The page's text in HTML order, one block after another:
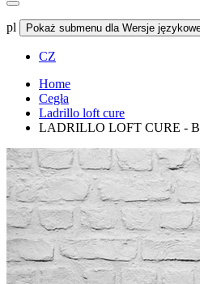
pl Pokaż submenu dla Wersje
CZ
Home
Cegła
Ladrillo loft cure
LADRILLO LOFT CURE -